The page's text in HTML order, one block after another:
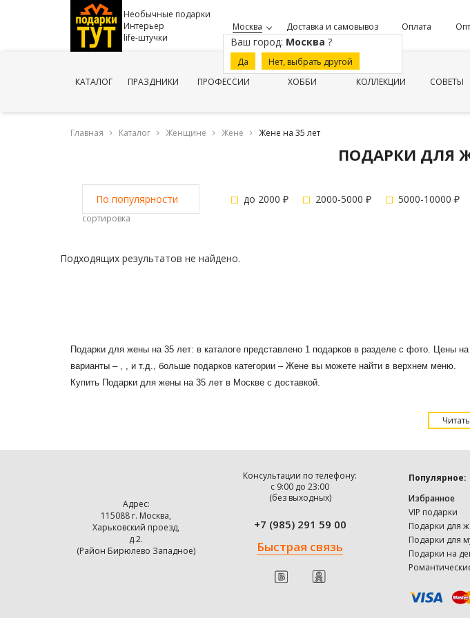
Необычные подарки
Интерьер
life-штучки
Москва
Ваш город: Москва ?
Да Нет, выбрать другой
Доставка и самовывоз Оплата
КАТАЛОГ ПРАЗДНИКИ ПРОФЕССИИ ХОББИ КОЛЛЕКЦИИ СОВЕТЫ
Главная Каталог Женщине Жене Жене на 35 лет
ПОДАРКИ ДЛЯ
По популярности
сортировка
до 2000 ₽ 2000-5000 ₽ 5000-10000 ₽
Подходящих результатов не найдено.
Подарки для жены на 35 лет: в каталоге представлено 1 подарков в разделе с фото. Цены
варианты – , , и т.д., больше подарков категории – Жене вы можете найти в верхнем меню.
Купить Подарки для жены на 35 лет в Москве с доставкой.
Адрес:
115088 г. Москва,
Харьковский проезд,
д.2.
(Район Бирюлево Западное)
Консультации по телефону:
с 9:00 до 23:00
(без выходных)
+7 (985) 291 59 00
Быстрая связь
Популярное:
Избранное
VIP подарки
Подарки для
Подарки для
Подарки на